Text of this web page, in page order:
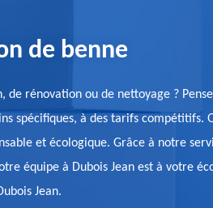
de benne
rénovation ou de nettoyage ?
spécifiques, à des tarifs compétitifs.
et écologique. Grâce à notre
équipe à Dubois Jean est à votre
Jean.